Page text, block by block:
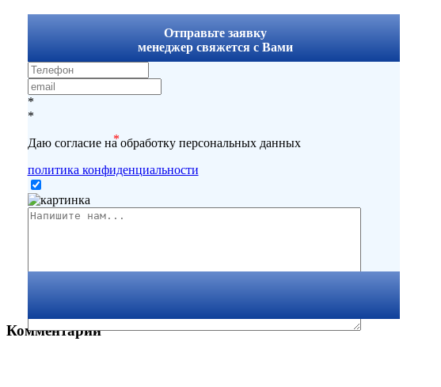
Отправьте заявку
менеджер свяжется с Вами
*
*
*
Даю согласие на обработку персональных данных
политика конфиденциальности
Комментарии